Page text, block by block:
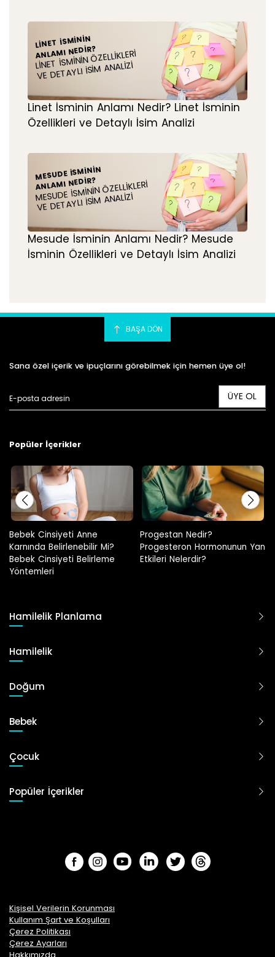
LINET İSMININ
ANLAMI NEDIR?
LINET İSMININ ÖZELLIKLERI
VE DETAYLI İSIM ANALIZI
Linet İsminin Anlamı Nedir? Linet İsminin
Özellikleri ve Detaylı İsim Analizi
MESUDE İSMININ
ANLAMI NEDIR?
MESUDE İSMININ ÖZELLIKLERI
VE DETAYLI İSIM ANALIZI
Mesude İsminin Anlamı Nedir? Mesude
İsminin Özellikleri ve Detaylı İsim Analizi
BAŞA DÖN
Sana özel içerik ve ipuçlarını görebilmek için hemen üye ol!
ÜYE OL
Popüler İçerikler
Progestan Nedir?
Progesteron Hormonunun Yan
Etkileri Nelerdir?
Hamilelikte Adet Görülür Mü?
Hamilelik Planlama
Hamilelik
Doğum
Bebek
Çocuk
Popüler İçerikler
Kişisel Verilerin Korunması
Kullanım Şart ve Koşulları
Çerez Politikası
Çerez Ayarları